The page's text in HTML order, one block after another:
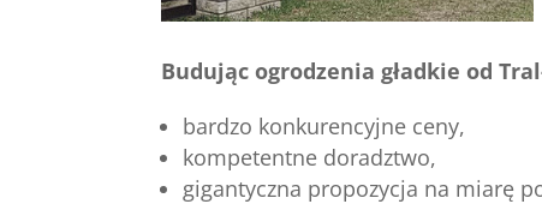
Budując ogrodzenia gładkie od
bardzo konkurencyjne ceny,
kompetentne doradztwo,
gigantyczna propozycja na miarę